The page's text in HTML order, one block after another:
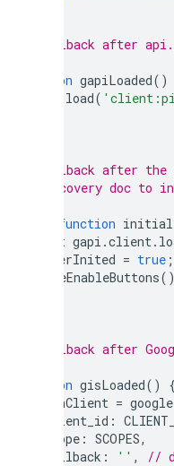
* Callback after
function gapiLoaded()
load(
* Callback after the
* discovery doc to
function
await gapi .client.
pickerInited = true ;
maybeEnableButtons
* Callback after
function gisLoaded()
{
tokenClient = google
client_id :
scope : SCOPES,
callback : '' ,
//